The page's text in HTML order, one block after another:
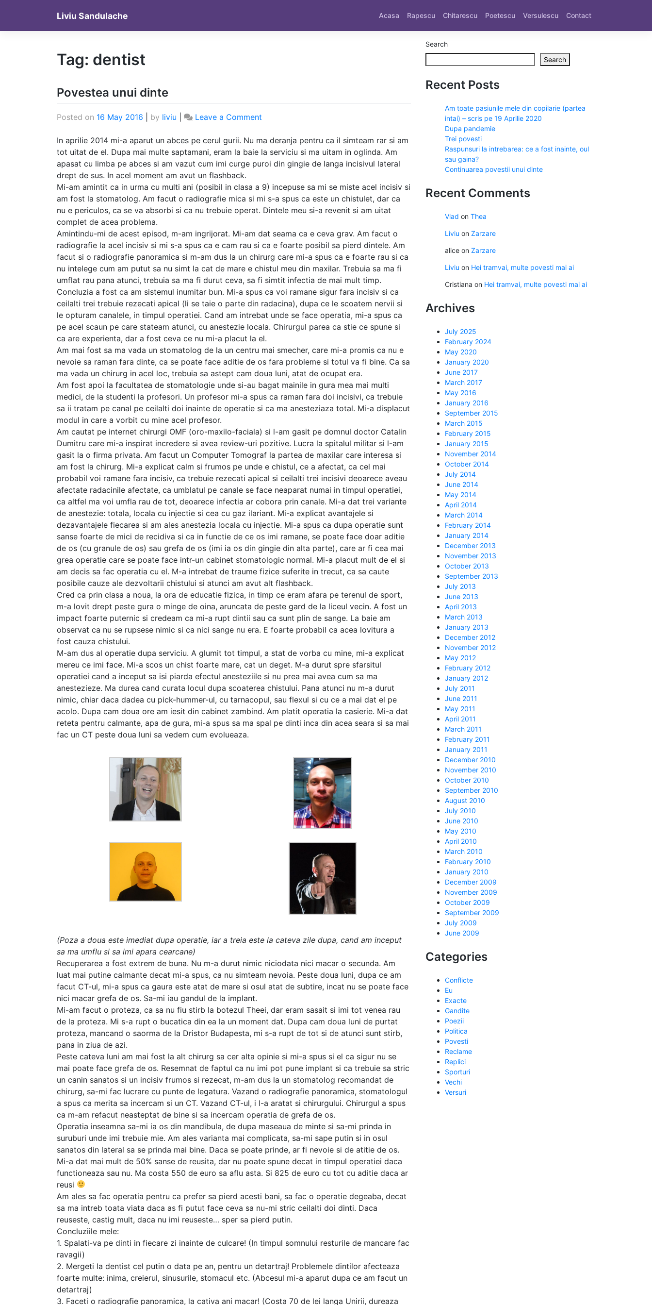
content
Liviu Sandulache Acasa Rapescu Chitarescu Poetescu Versulescu Contact
Tag: dentist
Povestea unui dinte
Posted on 16 May 2016 by liviu Leave a Comment
unui
dinte
In aprilie 2014 mi-a aparut un abces pe cerul gurii. Nu ma deranja pentru ca il simteam rar si am
tot uitat de el. Dupa mai multe saptamani, eram la baie la serviciu si ma uitam in oglinda. Am
apasat cu limba pe abces si am vazut cum imi curge puroi din gingie de langa incisivul lateral
drept de sus. In acel moment am avut un flashback.
Mi-am amintit ca in urma cu multi ani (posibil in clasa a 9) incepuse sa mi se miste acel incisiv si
am fost la stomatolog. Am facut o radiografie mica si mi s-a spus ca este un chistulet, dar ca
nu e periculos, ca se va absorbi si ca nu trebuie operat. Dintele meu si-a revenit si am uitat
complet de acea problema.
Amintindu-mi de acest episod, m-am ingrijorat. Mi-am dat seama ca e ceva grav. Am facut o
radiografie la acel incisiv si mi s-a spus ca e cam rau si ca e foarte posibil sa pierd dintele. Am
facut si o radiografie panoramica si m-am dus la un chirurg care mi-a spus ca e foarte rau si ca
nu intelege cum am putut sa nu simt la cat de mare e chistul meu din maxilar. Trebuia sa ma fi
umflat rau pana atunci, trebuia sa ma fi durut ceva, sa fi simtit infectia de mai mult timp.
Concluzia a fost ca am sistemul inumitar bun. Mi-a spus ca voi ramane sigur fara incisiv si ca
ceilalti trei trebuie rezecati apical (li se taie o parte din radacina), dupa ce le scoatem nervii si
le opturam canalele, in timpul operatiei. Cand am intrebat unde se face operatia, mi-a spus ca
pe acel scaun pe care stateam atunci, cu anestezie locala. Chirurgul parea ca stie ce spune si
ca are experienta, dar a fost ceva ce nu mi-a placut la el.
Am mai fost sa ma vada un stomatolog de la un centru mai smecher, care mi-a promis ca nu e
nevoie sa raman fara dinte, ca se poate face aditie de os fara probleme si totul va fi bine. Ca sa
ma vada un chirurg in acel loc, trebuia sa astept cam doua luni, atat de ocupat era.
Am fost apoi la facultatea de stomatologie unde si-au bagat mainile in gura mea mai multi
medici, de la studenti la profesori. Un profesor mi-a spus ca raman fara doi incisivi, ca trebuie
sa ii tratam pe canal pe ceilalti doi inainte de operatie si ca ma anesteziaza total. Mi-a displacut
modul in care a vorbit cu mine acel profesor.
Am cautat pe internet chirurgi OMF (oro-maxilo-faciala) si l-am gasit pe domnul doctor Catalin
Dumitru care mi-a inspirat incredere si avea review-uri pozitive. Lucra la spitalul militar si l-am
gasit la o firma privata. Am facut un Computer Tomograf la partea de maxilar care interesa si
am fost la chirurg. Mi-a explicat calm si frumos pe unde e chistul, ce a afectat, ca cel mai
probabil voi ramane fara incisiv, ca trebuie rezecati apical si ceilalti trei incisivi deoarece aveau
afectate radacinile afectate, ca umblatul pe canale se face neaparat numai in timpul operatiei,
ca altfel ma voi umfla rau de tot, deoarece infectia ar cobora prin canale. Mi-a dat trei variante
de anestezie: totala, locala cu injectie si cea cu gaz ilariant. Mi-a explicat avantajele si
dezavantajele fiecarea si am ales anestezia locala cu injectie. Mi-a spus ca dupa operatie sunt
sanse foarte de mici de recidiva si ca in functie de ce os imi ramane, se poate face doar aditie
de os (cu granule de os) sau grefa de os (imi ia os din gingie din alta parte), care ar fi cea mai
grea operatie care se poate face intr-un cabinet stomatologic normal. Mi-a placut mult de el si
am decis sa fac operatia cu el. M-a intrebat de traume fizice suferite in trecut, ca sa caute
posibile cauze ale dezvoltarii chistului si atunci am avut alt flashback.
Cred ca prin clasa a noua, la ora de educatie fizica, in timp ce eram afara pe terenul de sport,
m-a lovit drept peste gura o minge de oina, aruncata de peste gard de la liceul vecin. A fost un
impact foarte puternic si credeam ca mi-a rupt dintii sau ca sunt plin de sange. La baie am
observat ca nu se rupsese nimic si ca nici sange nu era. E foarte probabil ca acea lovitura a
fost cauza chistului.
M-am dus al operatie dupa serviciu. A glumit tot timpul, a stat de vorba cu mine, mi-a explicat
mereu ce imi face. Mi-a scos un chist foarte mare, cat un deget. M-a durut spre sfarsitul
operatiei cand a inceput sa isi piarda efectul anesteziile si nu prea mai avea cum sa ma
anestezieze. Ma durea cand curata locul dupa scoaterea chistului. Pana atunci nu m-a durut
nimic, chiar daca dadea cu pick-hummer-ul, cu tarnacopul, sau flexul si cu ce a mai dat el pe
acolo. Dupa cam doua ore am iesit din cabinet zambind. Am platit operatia la casierie. Mi-a dat
reteta pentru calmante, apa de gura, mi-a spus sa ma spal pe dinti inca din acea seara si sa mai
fac un CT peste doua luni sa vedem cum evolueaza.
(Poza a doua este imediat dupa operatie, iar a treia este la cateva zile dupa, cand am inceput
sa ma umflu si sa imi apara cearcane)
Recuperarea a fost extrem de buna. Nu m-a durut nimic niciodata nici macar o secunda. Am
luat mai putine calmante decat mi-a spus, ca nu simteam nevoia. Peste doua luni, dupa ce am
facut CT-ul, mi-a spus ca gaura este atat de mare si osul atat de subtire, incat nu se poate face
nici macar grefa de os. Sa-mi iau gandul de la implant.
Mi-am facut o proteza, ca sa nu fiu stirb la botezul Theei, dar eram sasait si imi tot venea rau
de la proteza. Mi s-a rupt o bucatica din ea la un moment dat. Dupa cam doua luni de purtat
proteza, mancand o saorma de la Dristor Budapesta, mi s-a rupt de tot si de atunci sunt stirb,
pana in ziua de azi.
Peste cateva luni am mai fost la alt chirurg sa cer alta opinie si mi-a spus si el ca sigur nu se
mai poate face grefa de os. Resemnat de faptul ca nu imi pot pune implant si ca trebuie sa stric
un canin sanatos si un incisiv frumos si rezecat, m-am dus la un stomatolog recomandat de
chirurg, sa-mi fac lucrare cu punte de legatura. Vazand o radiografie panoramica, stomatologul
a spus ca merita sa incercam si un CT. Vazand CT-ul, i l-a aratat si chirurgului. Chirurgul a spus
ca m-am refacut neasteptat de bine si sa incercam operatia de grefa de os.
Operatia inseamna sa-mi ia os din mandibula, de dupa maseaua de minte si sa-mi prinda in
suruburi unde imi trebuie mie. Am ales varianta mai complicata, sa-mi sape putin si in osul
sanatos din lateral sa se prinda mai bine. Daca se poate prinde, ar fi nevoie si de atitie de os.
Mi-a dat mai mult de 50% sanse de reusita, dar nu poate spune decat in timpul operatiei daca
functioneaza sau nu. Ma costa 550 de euro sa aflu asta. Si 825 de euro cu tot cu aditie daca ar
reusi
Am ales sa fac operatia pentru ca prefer sa pierd acesti bani, sa fac o operatie degeaba, decat
sa ma intreb toata viata daca as fi putut face ceva sa nu-mi stric ceilalti doi dinti. Daca
reuseste, castig mult, daca nu imi reuseste… sper sa pierd putin.
Concluziile mele:
1. Spalati-va pe dinti in fiecare zi inainte de culcare! (In timpul somnului resturile de mancare fac
ravagii)
2. Mergeti la dentist cel putin o data pe an, pentru un detartraj! Problemele dintilor afecteaza
foarte multe: inima, creierul, sinusurile, stomacul etc. (Abcesul mi-a aparut dupa ce am facut un
detartraj)
3. Faceti o radiografie panoramica, la cativa ani macar! (Costa 70 de lei langa Unirii, dureaza
Search
Search
Recent Posts
Am toate pasiunile mele din copilarie (partea
intai) – scris pe 19 Aprilie 2020
Dupa pandemie
Trei povesti
Raspunsuri la intrebarea: ce a fost inainte, oul
sau gaina?
Continuarea povestii unui dinte
Recent Comments
Vlad on Thea
Liviu on Zarzare
alice on Zarzare
Liviu on Hei tramvai, multe povesti mai ai
Cristiana on Hei tramvai, multe povesti mai ai
Archives
July 2025
February 2024
May 2020
January 2020
June 2017
March 2017
May 2016
January 2016
September 2015
March 2015
February 2015
January 2015
November 2014
October 2014
July 2014
June 2014
May 2014
April 2014
March 2014
February 2014
January 2014
December 2013
November 2013
October 2013
September 2013
July 2013
June 2013
April 2013
March 2013
January 2013
December 2012
November 2012
May 2012
February 2012
January 2012
July 2011
June 2011
May 2011
April 2011
March 2011
February 2011
January 2011
December 2010
November 2010
October 2010
September 2010
August 2010
July 2010
June 2010
May 2010
April 2010
March 2010
February 2010
January 2010
December 2009
November 2009
October 2009
September 2009
July 2009
June 2009
Categories
Conflicte
Eu
Exacte
Gandite
Poezii
Politica
Povesti
Reclame
Replici
Sporturi
Vechi
Versuri